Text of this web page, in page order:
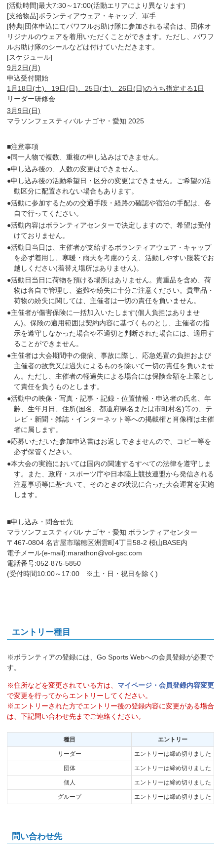
[活動時間]最大7:30～17:00(活動エリアにより異なります)
[支給物品]ボランティアウェア・キャップ、軍手
[特典]団体申込にてパワフルお助け隊に参加される場合は、団体オ
リジナルのウェアを着用いただくことができます。ただし、パワフ
ルお助け隊のシールなどは付けていただきます。
[スケジュール]
9月2日(月)
申込受付開始
1月18日(土)、19日(日)、25日(土)、26日(日)のうち指定する1日
リーダー研修会
3月9日(日)
マラソンフェスティバル ナゴヤ・愛知 2025
■注意事項
●同一人物で複数、重複の申し込みはできません。
●申し込み後の、人数の変更はできません。
●申し込み後の活動希望日・区分の変更はできません。ご希望の活
動区分に配置されない場合もあります。
●活動に参加するための交通手段・経路の確認や宿泊の手配は、各
自で行ってください。
●活動内容はボランティアセンターで決定しますので、希望は受付
けておりません。
●活動日当日は、主催者が支給するボランティアウェア・キャップ
を必ず着用し、寒暖・雨天を考慮のうえ、活動しやすい服装でお
越しください(着替え場所はありません)。
●活動日当日に荷物を預ける場所はありません。貴重品を含め、荷
物は各自で管理し、盗難や紛失に十分ご注意ください。貴重品・
荷物の紛失に関しては、主催者は一切の責任を負いません。
●主催者が傷害保険に一括加入いたします(個人負担はありませ
ん)。保険の適用範囲は契約内容に基づくものとし、主催者の指
示を遵守しなかった場合や不適切と判断された場合には、適用す
ることができません。
●主催者は大会期間中の傷病、事故に際し、応急処置の負担および
主催者の故意又は過失によるものを除いて一切の責任を負いませ
ん。ただし、主催者の軽過失による場合には保険金額を上限とし
て責任を負うものとします。
●活動中の映像・写真・記事・記録・位置情報・申込者の氏名、年
齢、生年月日、住所(国名、都道府県名または市町村名)等の、テ
レビ・新聞・雑誌・インターネット等への掲載権と肖像権は主催
者に属します。
●応募いただいた参加申込書はお返しできませんので、コピー等を
必ず保管ください。
●本大会の実施においては国内の関連するすべての法律を遵守しま
す。また、政府・スポーツ庁や日本陸上競技連盟から発信される
注意事項等に基づいて、そのときの状況に合った大会運営を実施
します。
■申し込み・問合せ先
マラソンフェスティバル ナゴヤ・愛知 ボランティアセンター
〒467-0804 名古屋市瑞穂区洲雲町4丁目58-2 桜山BASE内
電子メール(e-mail):marathon@vol-gsc.com
電話番号:052-875-5850
(受付時間10:00～17:00 ※土・日・祝日を除く)
エントリー種目
※ボランティアの登録には、Go Sports Webへの会員登録が必要で
す。
※住所などを変更されている方は、 マイページ・会員登録内容変更
で変更を行ってからエントリーしてください。
※エントリーされた方でエントリー後の登録内容に変更がある場合
は、下記問い合わせ先までご連絡ください。
種目 エントリー
リーダー エントリーは締め切りました
団体 エントリーは締め切りました
個人 エントリーは締め切りました
グループ エントリーは締め切りました
問い合わせ先